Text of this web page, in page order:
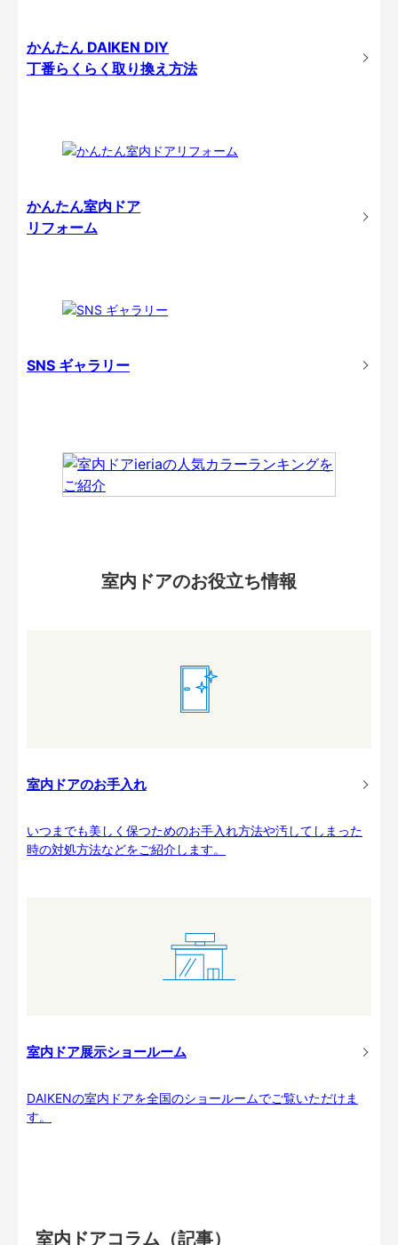
かんたん DAIKEN DIY
丁番らくらく取り換え方法
かんたん室内ドア
リフォーム
SNS ギャラリー
室内ドアのお役立ち情報
室内ドアのお手入れ
いつまでも美しく保つためのお手入れ方法や汚してしまった
時の対処方法などをご紹介します。
室内ドア展示ショールーム
DAIKENの室内ドアを全国のショールームでご覧いただけま
す。
室内ドアコラム（記事）